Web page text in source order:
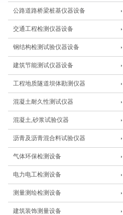
公路道路桥梁桩基仪器设备
交通工程检测仪器设备
钢结构检测试验仪器设备
建筑节能测试仪器设备
工程地质隧道坝体勘测仪器
混凝土耐久性测试仪器
混凝土,砂浆试验仪器
沥青及沥青混合料试验仪器
气体环保检测设备
电力电工检测设备
测量测绘检测设备
建筑装饰测量设备